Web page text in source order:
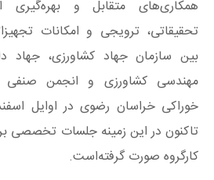
همکاری‌های متقابل و
تحقیقاتی، ترویجی و امکانات
بین سازمان جهاد کشاورزی، جهاد
مهندسی کشاورزی و انجمن صنفی
خوراکی خراسان رضوی در اوایل
تاکنون در این زمینه جلسات تخصصی
کارگروه صورت گرفته‌است.